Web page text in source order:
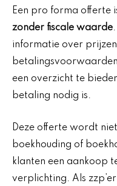
Een pro forma offerte
zonder fiscale waarde
informatie over
een overzicht te
betaling nodig is.
Deze offerte wordt
boekhouding of
klanten een aankoop
verplichting. Als